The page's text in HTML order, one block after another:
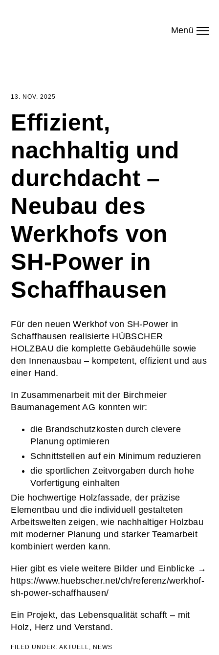
Menü
13. NOV. 2025
Effizient,
nachhaltig und
durchdacht –
Neubau des
Werkhofs von
SH-Power in
Schaffhausen
Für den neuen Werkhof von SH-Power in
Schaffhausen realisierte HÜBSCHER
HOLZBAU die komplette Gebäudehülle sowie
den Innenausbau – kompetent, effizient und aus
einer Hand.
In Zusammenarbeit mit der Birchmeier
Baumanagement AG konnten wir:
die Brandschutzkosten durch clevere
Planung optimieren
Schnittstellen auf ein Minimum reduzieren
die sportlichen Zeitvorgaben durch hohe
Vorfertigung einhalten
Die hochwertige Holzfassade, der präzise
Elementbau und die individuell gestalteten
Arbeitswelten zeigen, wie nachhaltiger Holzbau
mit moderner Planung und starker Teamarbeit
kombiniert werden kann.
Hier gibt es viele weitere Bilder und Einblicke →
https://www.huebscher.net/ch/referenz/werkhof-
sh-power-schaffhausen/
Ein Projekt, das Lebensqualität schafft – mit
Holz, Herz und Verstand.
FILED UNDER:AKTUELL, NEWS